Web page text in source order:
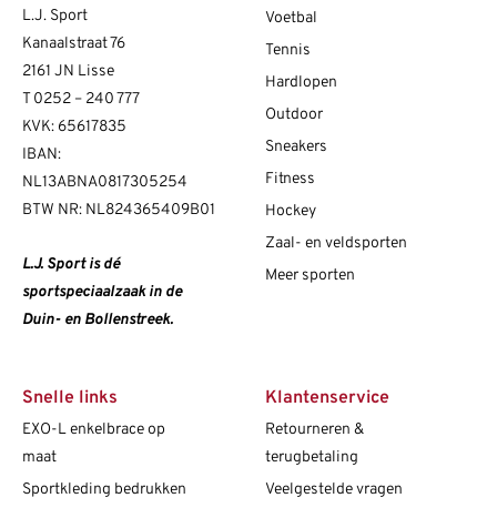
L.J. Sport
Kanaalstraat 76
2161 JN Lisse
T 0252 – 240 777
KVK: 65617835
IBAN:
NL13ABNA0817305254
BTW NR: NL824365409B01
L.J. Sport is dé
sportspeciaalzaak in de
Duin- en Bollenstreek.
Voetbal
Tennis
Hardlopen
Outdoor
Sneakers
Fitness
Hockey
Zaal- en veldsporten
Meer sporten
Snelle links
EXO-L enkelbrace op
maat
Sportkleding bedrukken
Klantenservice
Retourneren &
terugbetaling
Veelgestelde vragen